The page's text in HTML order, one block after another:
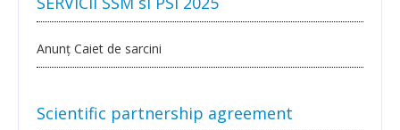
CoRoLa-Priority Project of the RA
Anunț Caiet de sarcini
Scientific partnership agreement